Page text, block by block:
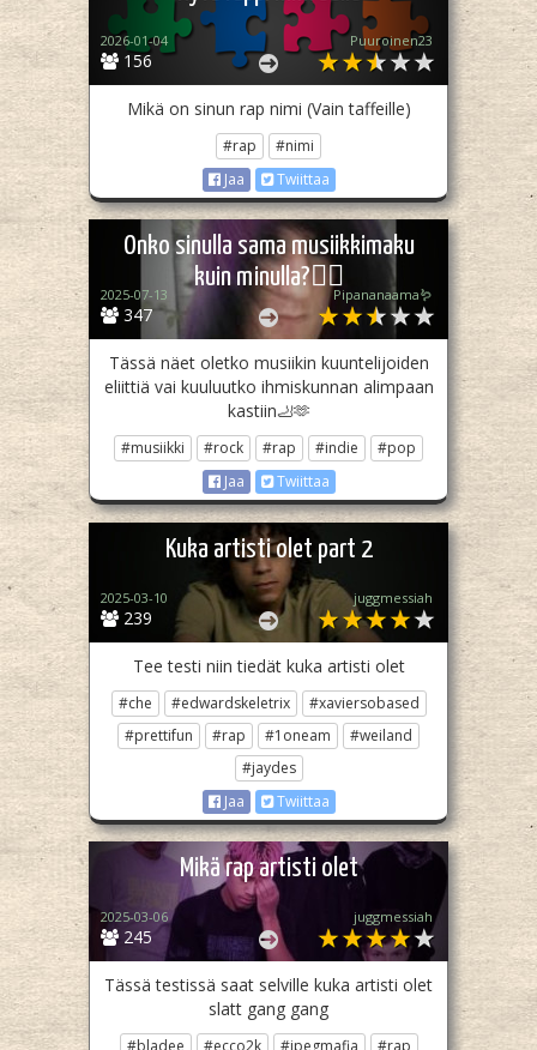
156
2026-01-04 Puuroinen23
Mikä on sinun rap nimi (Vain taffeille)
#rap
#nimi
Jaa
Twiittaa
Onko sinulla sama musiikkimaku
kuin minulla?💁‍♂️
347
2025-07-13 Pipananaama🪱
Tässä näet oletko musiikin kuuntelijoiden
eliittiä vai kuuluutko ihmiskunnan alimpaan
kastiin🦶🫶
#musiikki #rock #rap #indie
#pop
Jaa
Twiittaa
Kuka artisti olet part 2
239
2025-03-10 juggmessiah
Tee testi niin tiedät kuka artisti olet
#che #edwardskeletrix
#xaviersobased
#prettifun
#rap #1oneam
#weiland
#jaydes
Jaa
Twiittaa
Mikä rap artisti olet
245
2025-03-06 juggmessiah
Tässä testissä saat selville kuka artisti olet
slatt gang gang